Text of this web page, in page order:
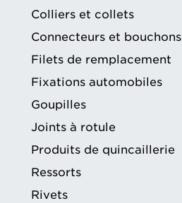
Colliers et collets
Connecteurs et bouchons
Filets de remplacement
Fixations automobiles
Goupilles
Joints à rotule
Produits de quincaillerie
Ressorts
Rivets